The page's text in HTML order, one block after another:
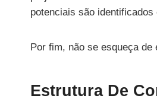
potenciais são
Por fim, não se esqueça de
Estrutura De